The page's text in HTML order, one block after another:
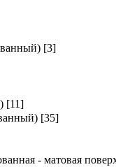
[3]
[11]
[35]
- матовая